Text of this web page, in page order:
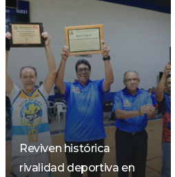
Reviven histórica
rivalidad deportiva en